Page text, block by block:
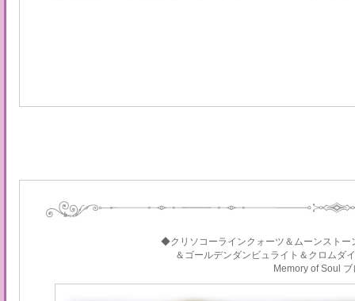
◆クリソコーラインクォーツ＆ムーンストー
＆ゴールデンダンビュライト＆クロムダ
Memory of Soul